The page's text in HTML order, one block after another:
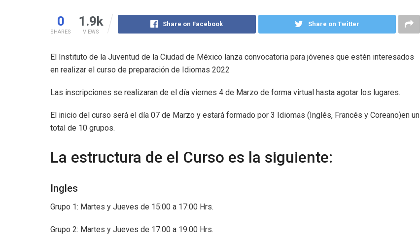
0
SHARES
1.9k
VIEWS
Share on Facebook Share on Twitter
El Instituto de la Juventud de la Ciudad de México lanza convocatoria para jóvenes que estén interesados
en realizar el curso de preparación de Idiomas 2022
Las inscripciones se realizaran de el día viernes 4 de Marzo de forma virtual hasta agotar los lugares.
El inicio del curso será el día 07 de Marzo y estará formado por 3 Idiomas (Inglés, Francés y Coreano)en un
total de 10 grupos.
La estructura de el Curso es la siguiente:
Ingles
Grupo 1: Martes y Jueves de 15:00 a 17:00 Hrs.
Grupo 2: Martes y Jueves de 17:00 a 19:00 Hrs.